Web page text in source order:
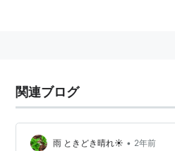
関連ブログ
雨 ときどき晴れ☀ • 2年前